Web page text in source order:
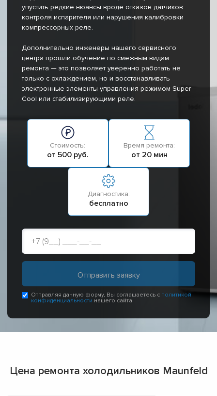
упустить редкие нюансы вроде отказов датчиков
контроля испарителя или нарушения калибровки
компрессорных реле.
Дополнительно инженеры нашего сервисного
центра прошли обучение по смежным видам
ремонта — это позволяет уверенно работать не
только с охлаждением, но и восстанавливать
электронные элементы управления режимом Super
Cool или стабилизирующими реле.
Стоимость:
от 500 руб.
Время ремонта:
от 20 мин
Диагностика:
бесплатно
Отправляя данную форму, Вы соглашаетесь с политикой
конфиденциальности нашего сайта
Цена ремонта холодильников Maunfeld